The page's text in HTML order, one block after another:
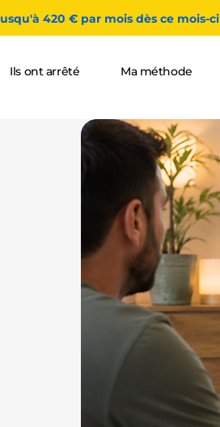
420 € par mois dès ce mois-ci
Ils ont arrêté Ma méthode